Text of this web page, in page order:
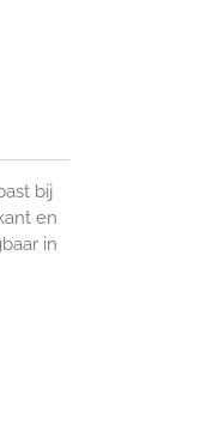
bij
en
in